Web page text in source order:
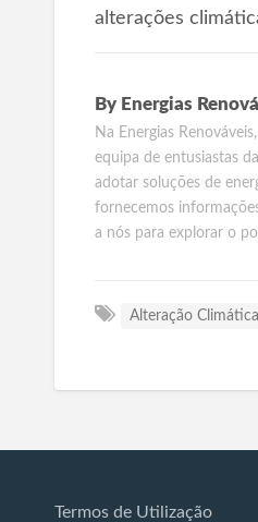
alterações
By Energias
Na Energias
equipa de entusiastas
adotar soluções de
fornecemos
a nós para explorar o
Alteração Climática
Termos de Utilização